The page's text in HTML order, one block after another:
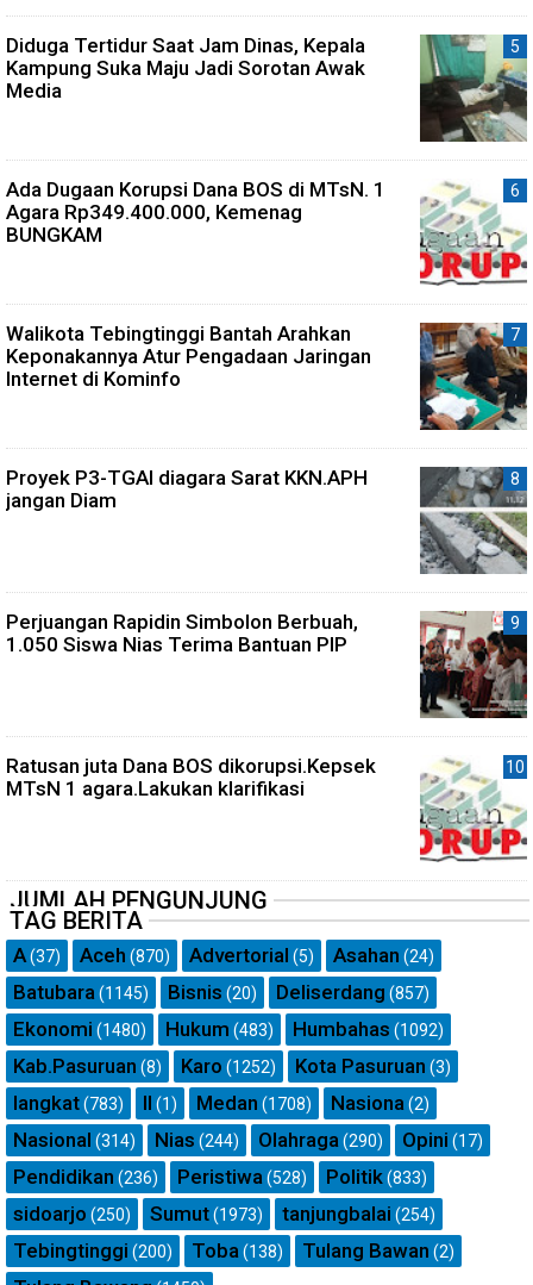
Diduga Tertidur Saat Jam Dinas, Kepala
Kampung Suka Maju Jadi Sorotan Awak
Media
Ada Dugaan Korupsi Dana BOS di MTsN. 1
Agara Rp349.400.000, Kemenag
BUNGKAM
Walikota Tebingtinggi Bantah Arahkan
Keponakannya Atur Pengadaan Jaringan
Internet di Kominfo
Proyek P3-TGAI diagara Sarat KKN.APH
jangan Diam
Perjuangan Rapidin Simbolon Berbuah,
1.050 Siswa Nias Terima Bantuan PIP
Ratusan juta Dana BOS dikorupsi.Kepsek
MTsN 1 agara.Lakukan klarifikasi
JUMLAH PENGUNJUNG
TAG BERITA
A(37) Aceh (870) Advertorial (5) Asahan (24)
Batubara (1145) Bisnis (20) Deliserdang (857)
Ekonomi (1480) Hukum (483) Humbahas (1092)
Kab.Pasuruan (8) Karo (1252) Kota Pasuruan (3)
langkat(783) ll (1) Medan (1708) Nasiona (2)
Nasional (314) Nias (244) Olahraga (290) Opini (17)
Pendidikan (236) Peristiwa (528) Politik(833)
sidoarjo (250) Sumut(1973) tanjungbalai (254)
Tebingtinggi (200) Toba (138) Tulang Bawan (2)